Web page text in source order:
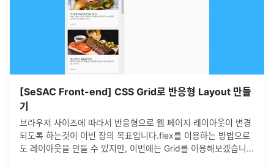
[SeSAC Front-end] CSS Grid로 반응형 Layout 만들
기
브라우저 사이즈에 따라서 반응형으로 웹 페이지 레이아웃이 변경
되도록 하는것이 이번 장의 목표입니다.flex를 이용하는 방법으로
도 레이아웃을 만들 수 있지만, 이번에는 Grid를 이용해보겠습니